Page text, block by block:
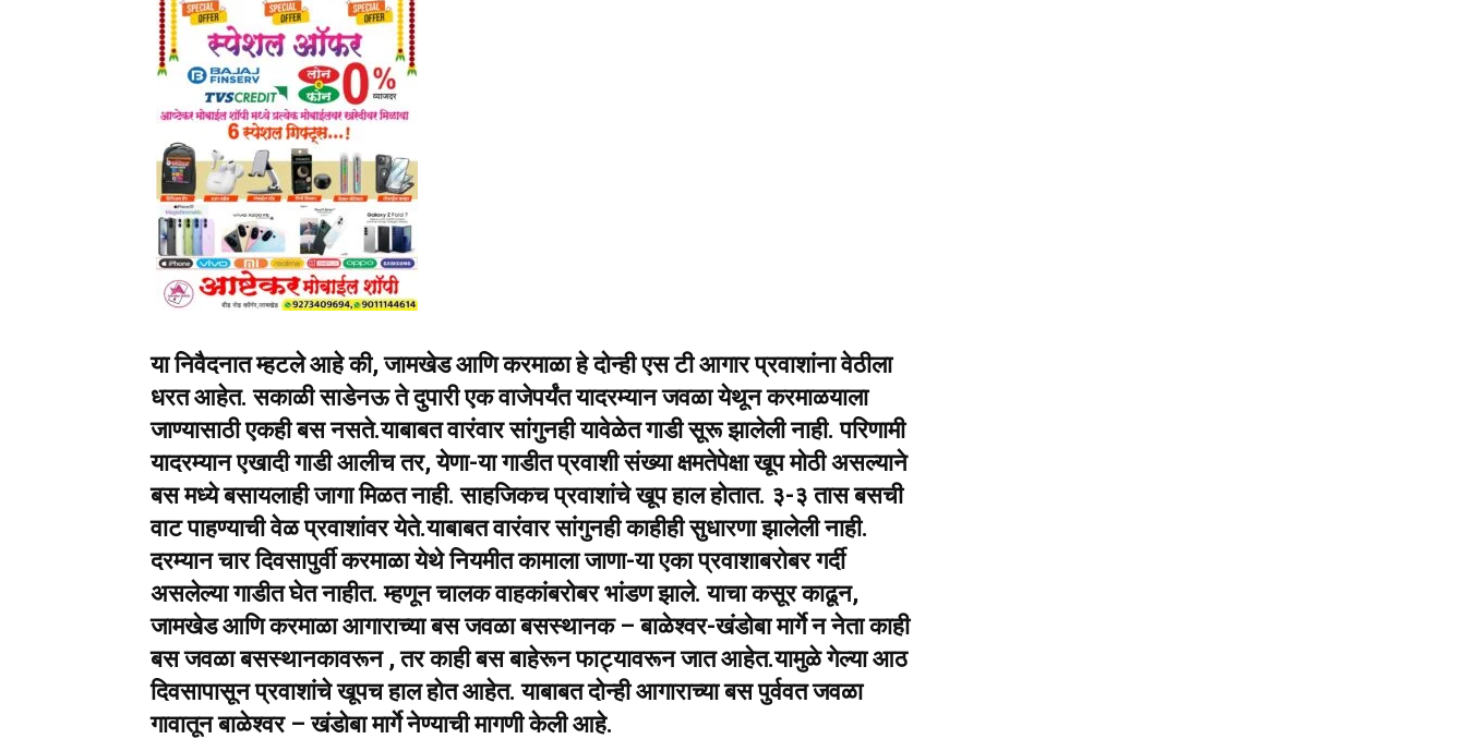
या निवैदनात म्हटले आहे की, जामखेड आणि करमाळा हे दोन्ही एस टी आगार प्रवाशांना वेठीला
धरत आहेत. सकाळी साडेनऊ ते दुपारी एक वाजेपर्यंत यादरम्यान जवळा येथून करमाळयाला
जाण्यासाठी एकही बस नसते.याबाबत वारंवार सांगुनही यावेळेत गाडी सूरू झालेली नाही. परिणामी
यादरम्यान एखादी गाडी आलीच तर, येणा-या गाडीत प्रवाशी संख्या क्षमतेपेक्षा खूप मोठी असल्याने
बस मध्ये बसायलाही जागा मिळत नाही. साहजिकच प्रवाशांचे खूप हाल होतात. ३-३ तास बसची
वाट पाहण्याची वेळ प्रवाशांवर येते.याबाबत वारंवार सांगुनही काहीही सुधारणा झालेली नाही.
दरम्यान चार दिवसापुर्वी करमाळा येथे नियमीत कामाला जाणा-या एका प्रवाशाबरोबर गर्दी
असलेल्या गाडीत घेत नाहीत. म्हणून चालक वाहकांबरोबर भांडण झाले. याचा कसूर काढून,
जामखेड आणि करमाळा आगाराच्या बस जवळा बसस्थानक – बाळेश्वर-खंडोबा मार्गे न नेता काही
बस जवळा बसस्थानकावरून , तर काही बस बाहेरून फाट्यावरून जात आहेत.यामुळे गेल्या आठ
दिवसापासून प्रवाशांचे खूपच हाल होत आहेत. याबाबत दोन्ही आगाराच्या बस पुर्ववत जवळा
गावातून बाळेश्वर – खंडोबा मार्गे नेण्याची मागणी केली आहे.